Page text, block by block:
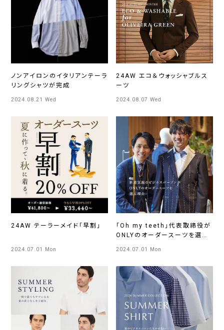
ノンアイロンのイタリアンテーラ
リングシャツが完成
2024.08.21 Wed
24AW エコ＆ウォッシャブルス
ーツ
2024.08.07 Wed
24AW テーラーメイド「早割」
2024.07.01 Mon
「Oh my teeth」代表取締役が
ONLYのオーダースーツを選ぶ
2024.07.01 Mon